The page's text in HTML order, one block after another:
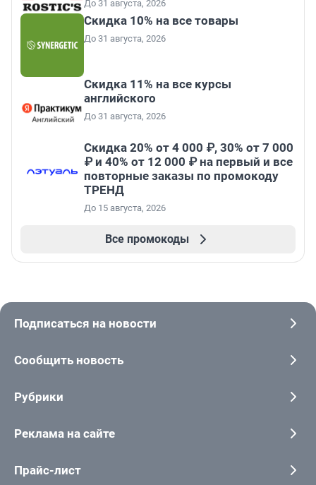
До 31 августа, 2026
Скидка 10% на все товары
До 31 августа, 2026
Скидка 11% на все курсы
английского
До 31 августа, 2026
Скидка 20% от 4 000 ₽, 30% от 7 000
₽ и 40% от 12 000 ₽ на первый и все
повторные заказы по промокоду
ТРЕНД
До 15 августа, 2026
Все промокоды
Подписаться на новости
Сообщить новость
Рубрики
Реклама на сайте
Прайс-лист